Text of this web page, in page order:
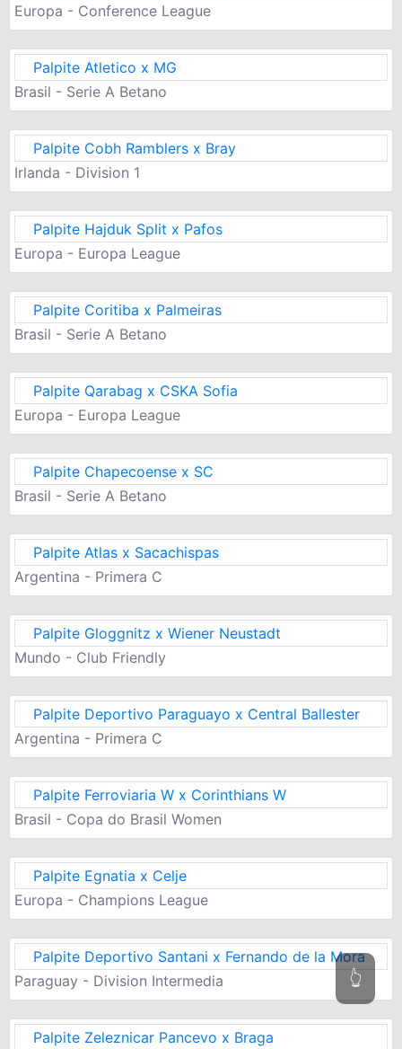
Europa - Conference League
Palpite Atletico x MG
Brasil - Serie A Betano
Palpite Cobh Ramblers x Bray
Irlanda - Division 1
Palpite Hajduk Split x Pafos
Europa - Europa League
Palpite Coritiba x Palmeiras
Brasil - Serie A Betano
Palpite Qarabag x CSKA Sofia
Europa - Europa League
Palpite Chapecoense x SC
Brasil - Serie A Betano
Palpite Atlas x Sacachispas
Argentina - Primera C
Palpite Gloggnitz x Wiener Neustadt
Mundo - Club Friendly
Palpite Deportivo Paraguayo x Central Ballester
Argentina - Primera C
Palpite Ferroviaria W x Corinthians W
Brasil - Copa do Brasil Women
Palpite Egnatia x Celje
Europa - Champions League
Palpite Deportivo Santani x Fernando de la Mora
Paraguay - Division Intermedia
Palpite Zeleznicar Pancevo x Braga
👆